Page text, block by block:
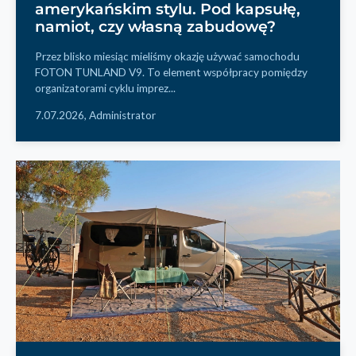
amerykańskim stylu. Pod kapsułę,
namiot, czy własną zabudowę?
Przez blisko miesiąc mieliśmy okazję używać samochodu
FOTON TUNLAND V9. To element współpracy pomiędzy
organizatorami cyklu imprez...
7.07.2026, Administrator